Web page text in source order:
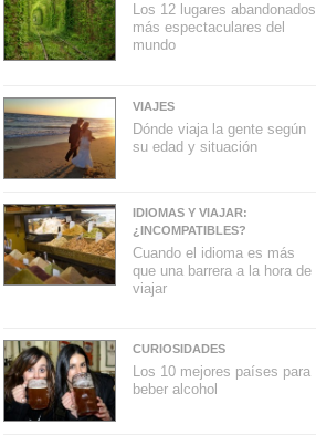
Los 12 lugares abandonados
más espectaculares del
mundo
VIAJES
Dónde viaja la gente según
su edad y situación
IDIOMAS Y VIAJAR:
¿INCOMPATIBLES?
Cuando el idioma es más
que una barrera a la hora de
viajar
CURIOSIDADES
Los 10 mejores países para
beber alcohol